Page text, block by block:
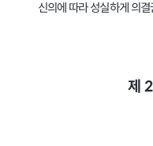
신의에 따라 성실하게 의
제 2